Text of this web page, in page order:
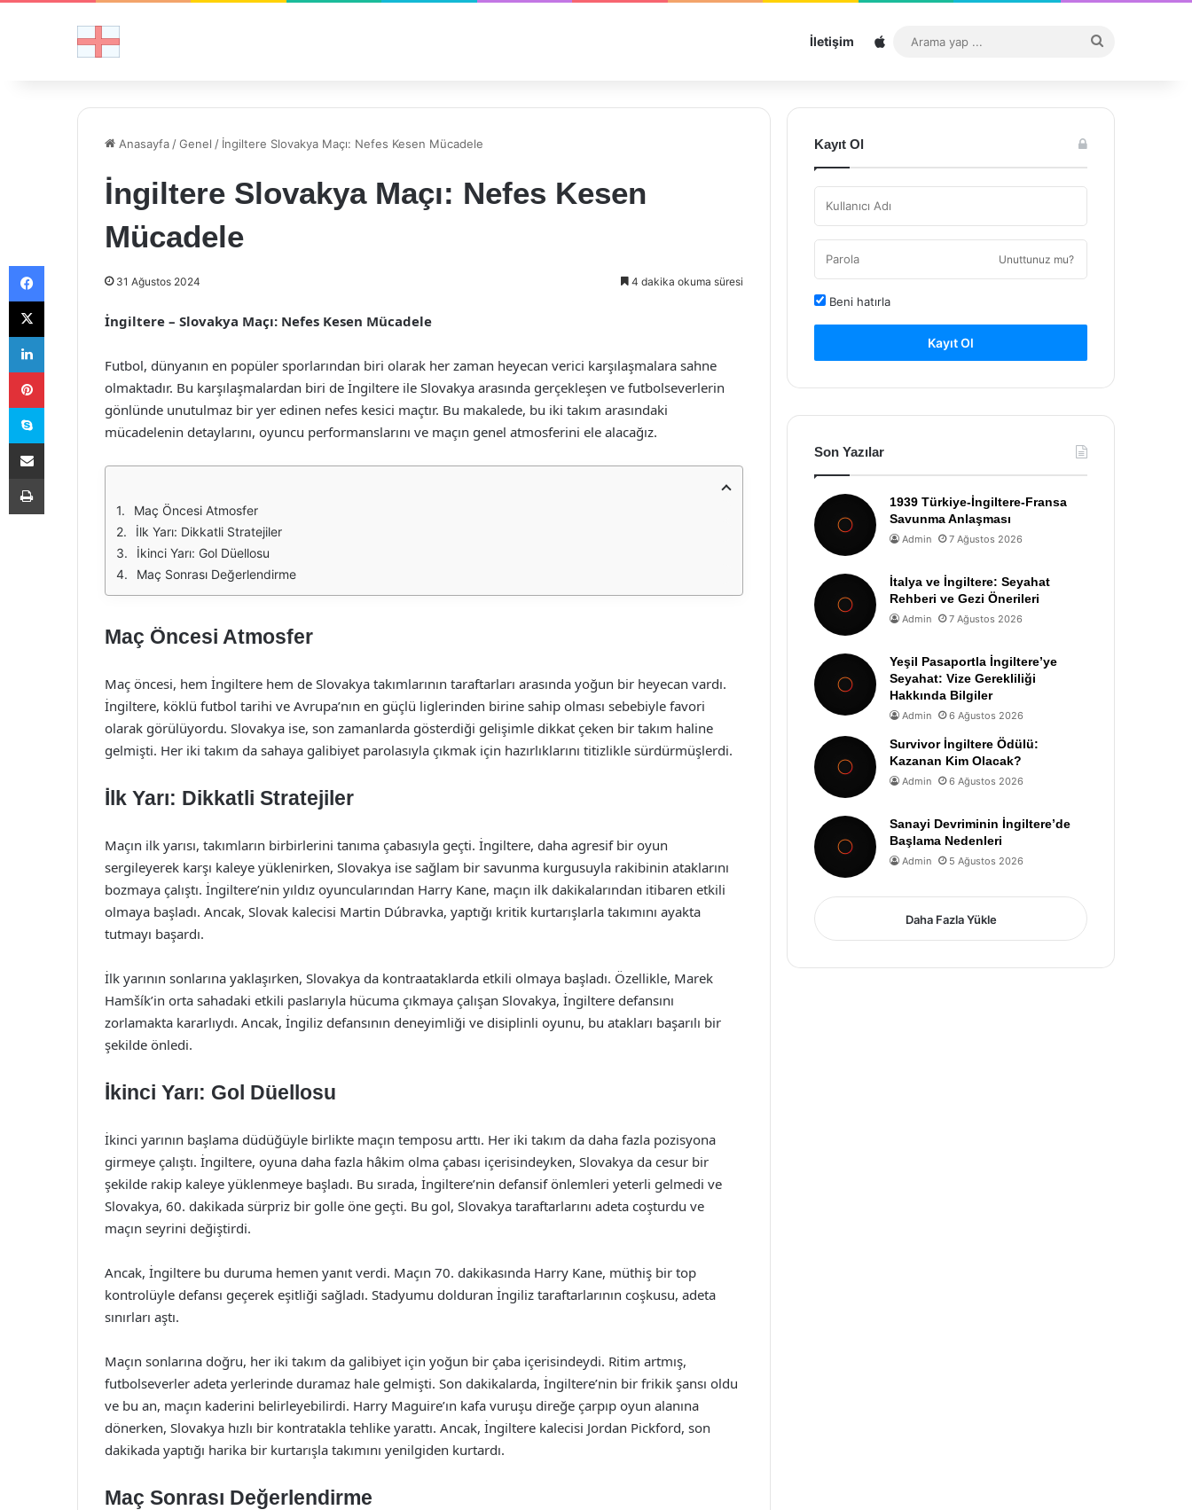
İletişim Sitemap
...
Anasayfa /Genel / İngiltere Slovakya Maçı: Nefes Kesen Mücadele
İngiltere Slovakya Maçı: Nefes Kesen
Mücadele
31 Ağustos 2024 4 dakika okuma süresi
İngiltere – Slovakya Maçı: Nefes Kesen Mücadele
Futbol, dünyanın en popüler sporlarından biri olarak her zaman heyecan verici karşılaşmalara sahne
olmaktadır. Bu karşılaşmalardan biri de İngiltere ile Slovakya arasında gerçekleşen ve futbolseverlerin
gönlünde unutulmaz bir yer edinen nefes kesici maçtır. Bu makalede, bu iki takım arasındaki
mücadelenin detaylarını, oyuncu performanslarını ve maçın genel atmosferini ele alacağız.
Maç Öncesi Atmosfer
İlk Yarı: Dikkatli Stratejiler
İkinci Yarı: Gol Düellosu
Maç Sonrası Değerlendirme
Maç Öncesi Atmosfer
Maç öncesi, hem İngiltere hem de Slovakya takımlarının taraftarları arasında yoğun bir heyecan vardı.
İngiltere, köklü futbol tarihi ve Avrupa’nın en güçlü liglerinden birine sahip olması sebebiyle favori
olarak görülüyordu. Slovakya ise, son zamanlarda gösterdiği gelişimle dikkat çeken bir takım haline
gelmişti. Her iki takım da sahaya galibiyet parolasıyla çıkmak için hazırlıklarını titizlikle sürdürmüşlerdi.
İlk Yarı: Dikkatli Stratejiler
Maçın ilk yarısı, takımların birbirlerini tanıma çabasıyla geçti. İngiltere, daha agresif bir oyun
sergileyerek karşı kaleye yüklenirken, Slovakya ise sağlam bir savunma kurgusuyla rakibinin ataklarını
bozmaya çalıştı. İngiltere’nin yıldız oyuncularından Harry Kane, maçın ilk dakikalarından itibaren etkili
olmaya başladı. Ancak, Slovak kalecisi Martin Dúbravka, yaptığı kritik kurtarışlarla takımını ayakta
tutmayı başardı.
İlk yarının sonlarına yaklaşırken, Slovakya da kontraataklarda etkili olmaya başladı. Özellikle, Marek
Hamšík’in orta sahadaki etkili paslarıyla hücuma çıkmaya çalışan Slovakya, İngiltere defansını
zorlamakta kararlıydı. Ancak, İngiliz defansının deneyimliği ve disiplinli oyunu, bu atakları başarılı bir
şekilde önledi.
İkinci Yarı: Gol Düellosu
İkinci yarının başlama düdüğüyle birlikte maçın temposu arttı. Her iki takım da daha fazla pozisyona
girmeye çalıştı. İngiltere, oyuna daha fazla hâkim olma çabası içerisindeyken, Slovakya da cesur bir
şekilde rakip kaleye yüklenmeye başladı. Bu sırada, İngiltere’nin defansif önlemleri yeterli gelmedi ve
Slovakya, 60. dakikada sürpriz bir golle öne geçti. Bu gol, Slovakya taraftarlarını adeta coşturdu ve
maçın seyrini değiştirdi.
Ancak, İngiltere bu duruma hemen yanıt verdi. Maçın 70. dakikasında Harry Kane, müthiş bir top
kontrolüyle defansı geçerek eşitliği sağladı. Stadyumu dolduran İngiliz taraftarlarının coşkusu, adeta
sınırları aştı.
Maçın sonlarına doğru, her iki takım da galibiyet için yoğun bir çaba içerisindeydi. Ritim artmış,
futbolseverler adeta yerlerinde duramaz hale gelmişti. Son dakikalarda, İngiltere’nin bir frikik şansı oldu
ve bu an, maçın kaderini belirleyebilirdi. Harry Maguire’ın kafa vuruşu direğe çarpıp oyun alanına
dönerken, Slovakya hızlı bir kontratakla tehlike yarattı. Ancak, İngiltere kalecisi Jordan Pickford, son
dakikada yaptığı harika bir kurtarışla takımını yenilgiden kurtardı.
Maç Sonrası Değerlendirme
Kayıt Ol
Unuttunuz mu?
Beni hatırla
Kayıt Ol
Son Yazılar
1939 Türkiye-İngiltere-Fransa
Savunma Anlaşması
Admin 7 Ağustos 2026
İtalya ve İngiltere: Seyahat
Rehberi ve Gezi Önerileri
Admin 7 Ağustos 2026
Yeşil Pasaportla İngiltere’ye
Seyahat: Vize Gerekliliği
Hakkında Bilgiler
Admin 6 Ağustos 2026
Survivor İngiltere Ödülü:
Kazanan Kim Olacak?
Admin 6 Ağustos 2026
Sanayi Devriminin İngiltere’de
Başlama Nedenleri
Admin 5 Ağustos 2026
Daha Fazla Yükle
Facebook
X
LinkedIn
Pinterest
Skype
E-Posta ile paylaş